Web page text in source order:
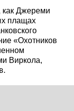
как Джереми
плащах
«Охотников
Виркола,